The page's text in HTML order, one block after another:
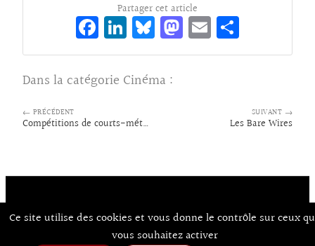
Partager cet article
Fa
ce
bo
o
k
Li
n
ke
dI
n
Bl
ue
sk
y
M
as
E
m rt
Dans la catégorie Cinéma :
← PRÉCÉDENT
Compétitions de courts-métrages
SUIVANT →
Les Bare Wires
Contact
À Propos d’Aux Arts
Mentions Légales / CGU
Ce site utilise des cookies et vous donne le contrôle sur ceux
vous souhaitez activer